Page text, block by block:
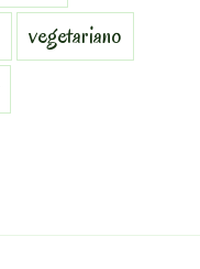
vegetariano